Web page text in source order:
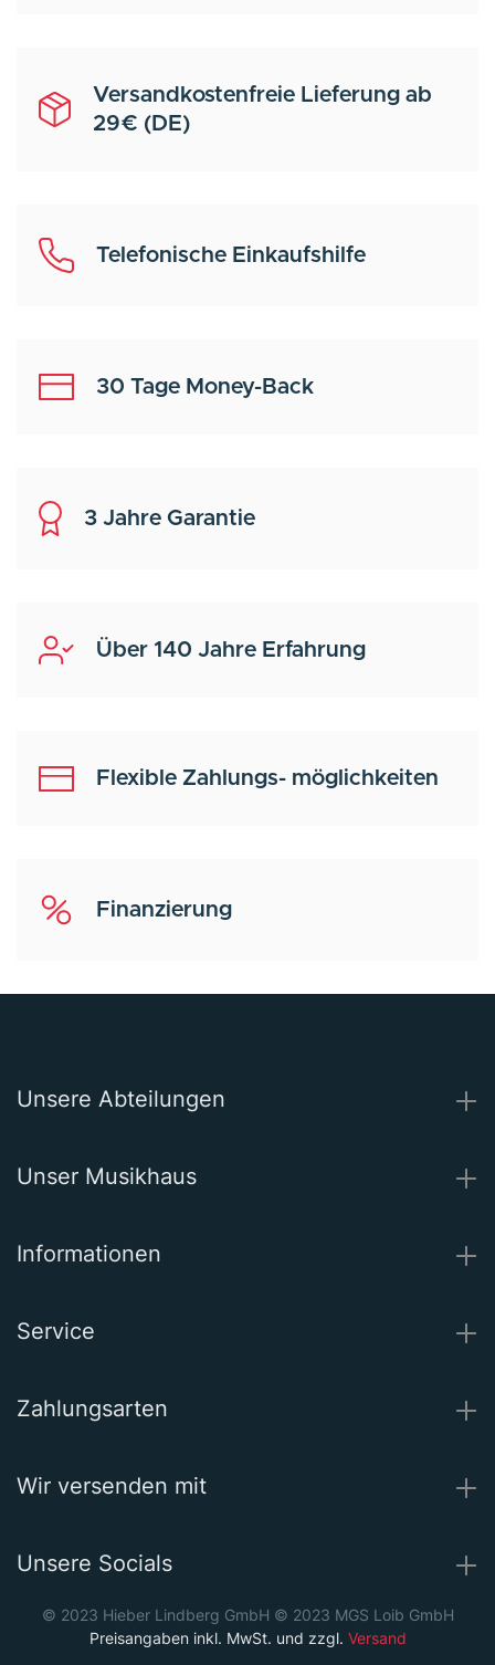
Versandkostenfreie Lieferung ab
29€ (DE)
Telefonische Einkaufshilfe
30 Tage Money-Back
3 Jahre Garantie
Über 140 Jahre Erfahrung
Flexible Zahlungs- möglichkeiten
Finanzierung
Unsere Abteilungen
Unser Musikhaus
Informationen
Service
Zahlungsarten
Wir versenden mit
Unsere Socials
© 2023 Hieber Lindberg GmbH © 2023 MGS Loib GmbH
Preisangaben inkl. MwSt. und zzgl. Versand